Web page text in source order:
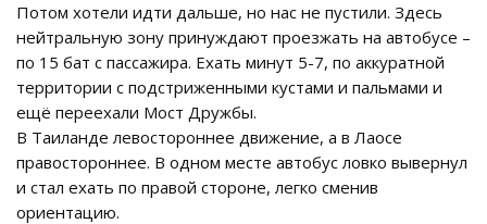
Потом хотели идти дальше, но нас не пустили. Здесь
нейтральную зону принуждают проезжать на автобусе –
по 15 бат с пассажира. Ехать минут 5-7, по аккуратной
территории с подстриженными кустами и пальмами и
ещё переехали Мост Дружбы.
В Таиланде левостороннее движение, а в Лаосе
правостороннее. В одном месте автобус ловко вывернул
и стал ехать по правой стороне, легко сменив
ориентацию.